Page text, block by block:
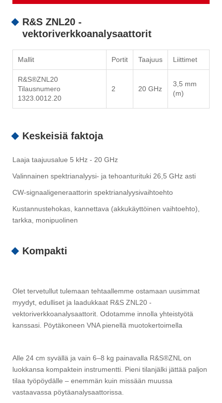
R&S ZNL20 -
vektoriverkkoanalysaattorit
Mallit Portit Taajuus Liittimet
R&S®ZNL20
Tilausnumero
1323.0012.20
2 20 GHz
3,5 mm
(m)
Keskeisiä faktoja
Laaja taajuusalue 5 kHz - 20 GHz
Valinnainen spektrianalyysi- ja tehoanturituki 26,5 GHz asti
CW-signaaligeneraattorin spektrianalyysivaihtoehto
Kustannustehokas, kannettava (akkukäyttöinen vaihtoehto),
tarkka, monipuolinen
Kompakti
Olet tervetullut tulemaan tehtaallemme ostamaan uusimmat
myydyt, edulliset ja laadukkaat R&S ZNL20 -
vektoriverkkoanalysaattorit. Odotamme innolla yhteistyötä
kanssasi. Pöytäkoneen VNA pienellä muotokertoimella
Alle 24 cm syvällä ja vain 6–8 kg painavalla R&S®ZNL on
luokkansa kompaktein instrumentti. Pieni tilanjälki jättää paljon
tilaa työpöydälle – enemmän kuin missään muussa
vastaavassa pöytäanalysaattorissa.